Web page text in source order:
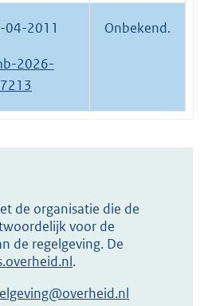
04-2011
2026-
Onbekend.
de organisatie die de
voor de
de regelgeving. De
.